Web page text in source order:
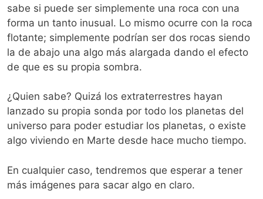
sabe si puede ser simplemente una roca con una
forma un tanto inusual. Lo mismo ocurre con la roca
flotante; simplemente podrían ser dos rocas siendo
la de abajo una algo más alargada dando el efecto
de que es su propia sombra.
¿Quien sabe? Quizá los extraterrestres hayan
lanzado su propia sonda por todo los planetas del
universo para poder estudiar los planetas, o existe
algo viviendo en Marte desde hace mucho tiempo.
En cualquier caso, tendremos que esperar a tener
más imágenes para sacar algo en claro.